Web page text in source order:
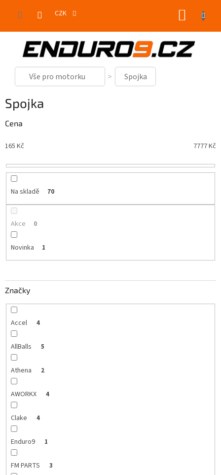
CZK
Vše pro motorku Spojka
Spojka
Cena
165 Kč 7777Kč
Na skladě 70
Akce 0
Novinka 1
Značky
Accel 4
AllBalls 5
Athena 2
AWORKX 4
Clake 4
Enduro9 1
FM PARTS 3